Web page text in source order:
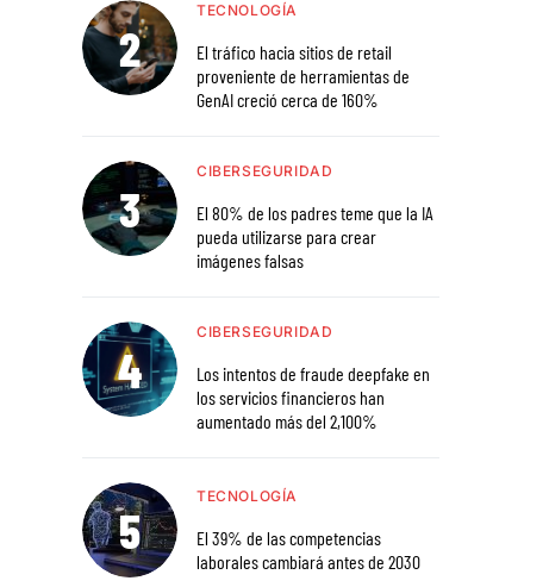
TECNOLOGÍA
El tráfico hacia sitios de retail
proveniente de herramientas de
GenAI creció cerca de 160%
CIBERSEGURIDAD
El 80% de los padres teme que la IA
pueda utilizarse para crear
imágenes falsas
CIBERSEGURIDAD
Los intentos de fraude deepfake en
los servicios financieros han
aumentado más del 2,100%
TECNOLOGÍA
El 39% de las competencias
laborales cambiará antes de 2030